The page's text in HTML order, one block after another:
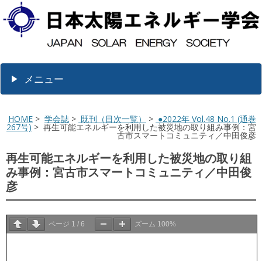
メニュー
HOME > 学会誌 > 既刊（目次一覧） > ●2022年 Vol.48 No.1 (通巻
267号) > 再生可能エネルギーを利用した被災地の取り組み事例：宮
古市スマートコミュニティ／中田俊彦
再生可能エネルギーを利用した被災地の取り組
み事例：宮古市スマートコミュニティ／中田俊
彦
ページ 1 / 6 ズーム 100%